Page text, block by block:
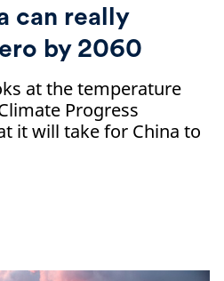
can really
by 2060
at the temperature
Progress
it will take for China to